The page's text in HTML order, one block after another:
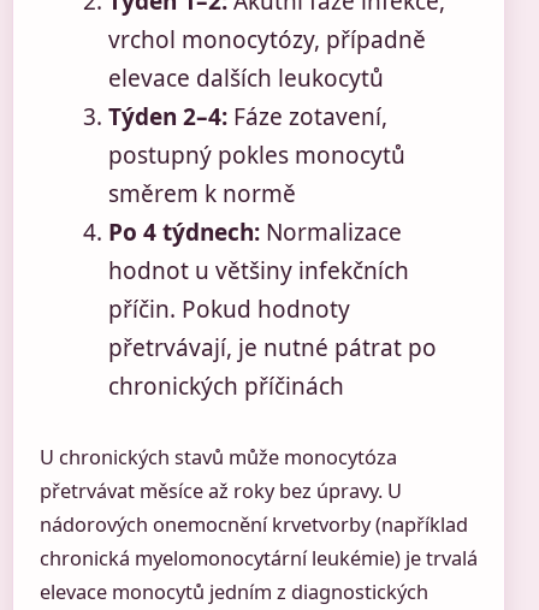
vrchol monocytózy, případně
elevace dalších leukocytů
Týden 2–4: Fáze zotavení,
postupný pokles monocytů
směrem k normě
Po 4 týdnech: Normalizace
hodnot u většiny infekčních
příčin. Pokud hodnoty
přetrvávají, je nutné pátrat po
chronických příčinách
U chronických stavů může monocytóza
přetrvávat měsíce až roky bez úpravy. U
nádorových onemocnění krvetvorby (například
chronická myelomonocytární leukémie) je trvalá
elevace monocytů jedním z diagnostických